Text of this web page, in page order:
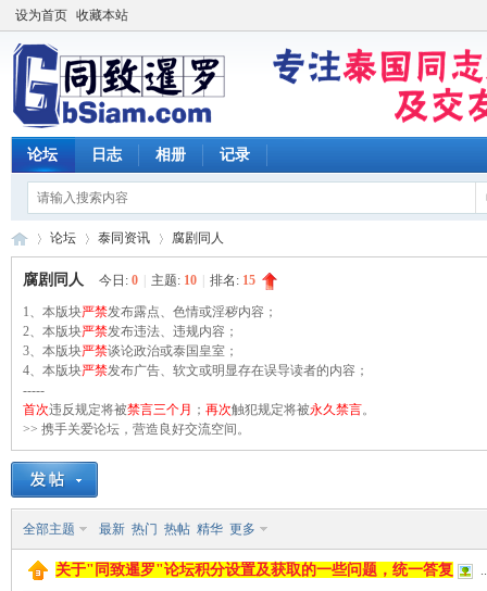
设为首页 收藏本站
论坛 日志 相册 记录
同
致
»
论坛
›
泰同资讯
›
腐剧同人
腐剧同人 今日: 0 主题: 10 排名: 15
1、本版块严禁发布露点、色情或淫秽内容；
2、本版块严禁发布违法、违规内容；
3、本版块严禁谈论政治或泰国皇室；
4、本版块严禁发布广告、软文或明显存在误导读者的内容；
-----
首次违反规定将被禁言三个月 ； 再次触犯规定将被永久禁言。
>> 携手关爱论坛，营造良好交流空间。
全部主题 最新 热门 热帖 精华 更多
关于"同致暹罗"论坛积分设置及获取的一些问题，统一答复